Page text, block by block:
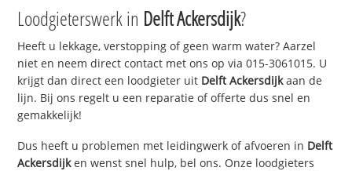
Loodgieterswerk in Delft Ackersdijk?
Heeft u lekkage, verstopping of geen warm water? Aarzel
niet en neem direct contact met ons op via 015-3061015. U
krijgt dan direct een loodgieter uit Delft Ackersdijkaan de
lijn. Bij ons regelt u een reparatie of offerte dus snel en
gemakkelijk!
Dus heeft u problemen met leidingwerk of afvoeren in Delft
Ackersdijken wenst snel hulp, bel ons. Onze loodgieters